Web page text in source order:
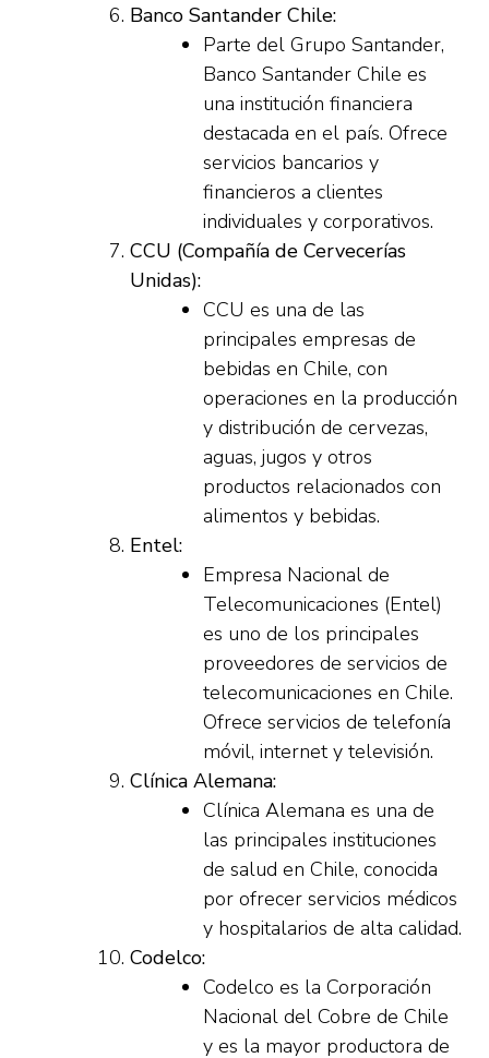
Banco Santander Chile:
Parte del Grupo Santander,
Banco Santander Chile es
una institución financiera
destacada en el país. Ofrece
servicios bancarios y
financieros a clientes
individuales y corporativos.
CCU (Compañía de Cervecerías
Unidas):
CCU es una de las
principales empresas de
bebidas en Chile, con
operaciones en la producción
y distribución de cervezas,
aguas, jugos y otros
productos relacionados con
alimentos y bebidas.
Entel:
Empresa Nacional de
Telecomunicaciones (Entel)
es uno de los principales
proveedores de servicios de
telecomunicaciones en Chile.
Ofrece servicios de telefonía
móvil, internet y televisión.
Clínica Alemana:
Clínica Alemana es una de
las principales instituciones
de salud en Chile, conocida
por ofrecer servicios médicos
y hospitalarios de alta calidad.
Codelco:
Codelco es la Corporación
Nacional del Cobre de Chile
y es la mayor productora de